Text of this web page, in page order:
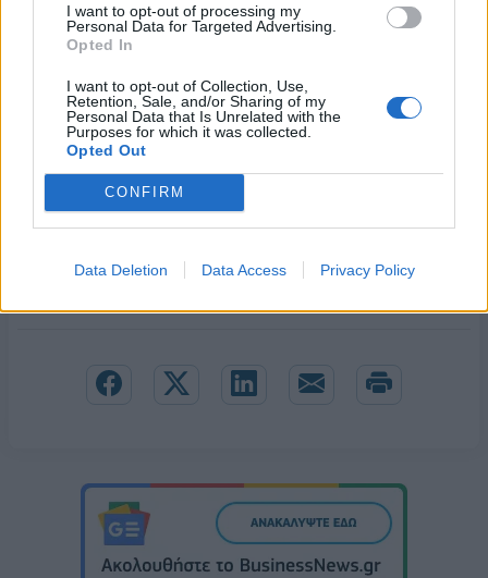
I want to opt-out of processing my
Personal Data for Targeted Advertising.
Opted In
I want to opt-out of Collection, Use,
Retention, Sale, and/or Sharing of my
Personal Data that Is Unrelated with the
Purposes for which it was collected.
Opted Out
CONFIRM
Data Deletion Data Access Privacy Policy
ΞΥΝΟ ΝΕΡΟ ΦΛΩΡΙΝΑΣ